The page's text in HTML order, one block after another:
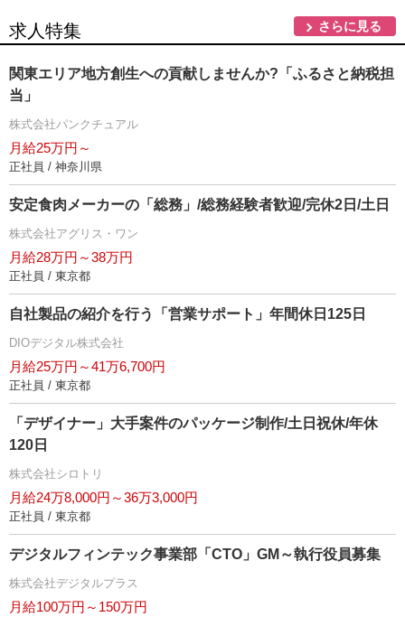
求人特集 さらに見る
関東エリア地方創生への貢献しませんか?「ふるさと納税担
当」
株式会社パンクチュアル
月給25万円～
正社員 / 神奈川県
安定食肉メーカーの「総務」/総務経験者歓迎/完休2日/土日
株式会社アグリス・ワン
月給28万円～38万円
正社員 / 東京都
自社製品の紹介を行う「営業サポート」年間休日125日
DIOデジタル株式会社
月給25万円～41万6,700円
正社員 / 東京都
「デザイナー」大手案件のパッケージ制作/土日祝休/年休
120日
株式会社シロトリ
月給24万8,000円～36万3,000円
正社員 / 東京都
デジタルフィンテック事業部「CTO」GM～執行役員募集
株式会社デジタルプラス
月給100万円～150万円